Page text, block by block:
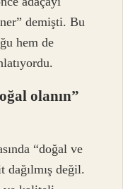
demişti. Bu
hem de
olanın”
“doğal ve
dağılmış değil.